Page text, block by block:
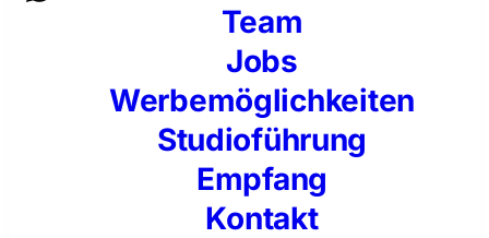
Team
Jobs
Werbemöglichkeiten
Studioführung
Empfang
Kontakt